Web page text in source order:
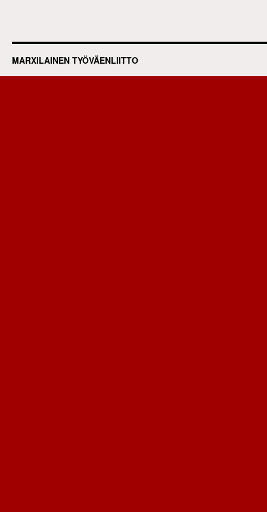
MARXILAINEN TYÖVÄENLIITTO